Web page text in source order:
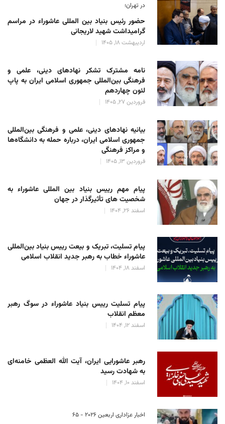
در تهران؛
حضور رئیس بنیاد بین المللی عاشوراء در مراسم
گرامیداشت شهید لاریجانی
اردیبهشت 18, 1405
نامه مشترک تشکر نهادهای دینی، علمی و
فرهنگی بین‌المللی جمهوری اسلامی ایران به پاپ
لئون چهاردهم
فروردین 27, 1405
بیانیه نهادهای دینی، علمی و فرهنگی بین‌المللی
جمهوری اسلامی ایران، درباره حمله به دانشگاه‌ها
و مراکز فرهنگی
فروردین 13, 1405
پیام مهم رییس بنیاد بین المللی عاشوراء به
شخصیت های تأثیرگذار در جهان
اسفند 26, 1404
پیام تسلیت، تبریک و بیعت رییس بنیاد بین‌المللی
عاشوراء خطاب به رهبر جدید انقلاب اسلامی
اسفند 18, 1404
پیام تسلیت رییس بنیاد عاشوراء در سوگ رهبر
معظم انقلاب
اسفند 12, 1404
رهبر عاشورایی ایران، آیت الله العظمی خامنه‌ای
به شهادت رسید
اسفند 10, 1404
اخبار عزاداری اربعین ۲۰۲۶ - 65